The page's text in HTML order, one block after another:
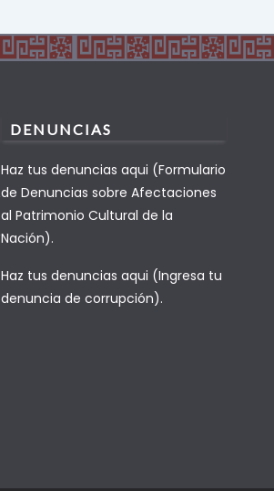
DENUNCIAS
Haz tus denuncias aqui (Formulario
de Denuncias sobre Afectaciones
al Patrimonio Cultural de la
Nación).
Haz tus denuncias aqui (Ingresa tu
denuncia de corrupción).